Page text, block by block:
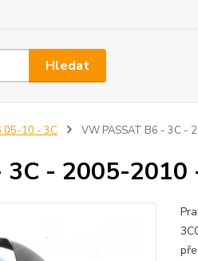
Hledat
05-10 - 3C VW PASSAT B6 - 3C -
3C - 2005-